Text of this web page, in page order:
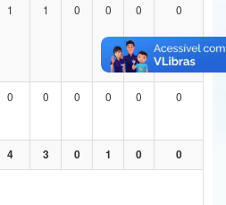
1 1 0 0 0 0
0 0 0 0 0 0
4 3 0 1 0 0